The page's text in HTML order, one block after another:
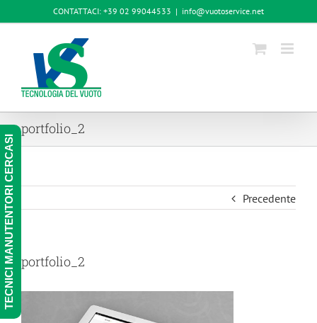
al
CONTATTACI: +39 02 99044533 | info@vuotoservice.net
portfolio_2
Precedente
portfolio_2
TECNICI MANUTENTORI CERCASI